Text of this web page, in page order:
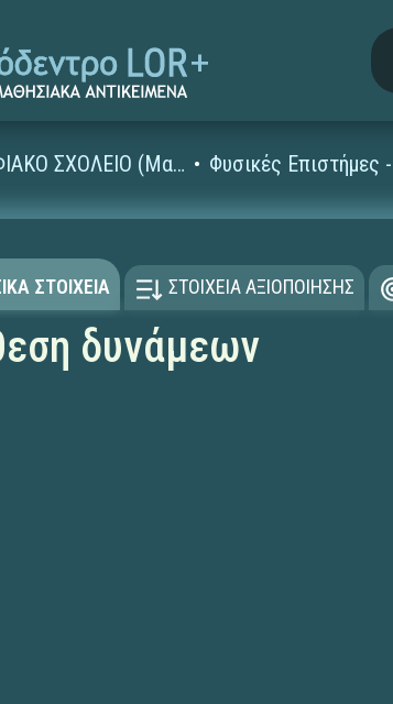
ΨΗΦΙΑΚΟ ΣΧΟΛΕΙΟ (Μαθησιακά Αντικείμενα)
ΣΤΟΙΧΕΙΑ ΣΤΟΙΧΕΙΑ ΑΞΙΟΠΟΙΗΣΗΣ
δυνάμεων